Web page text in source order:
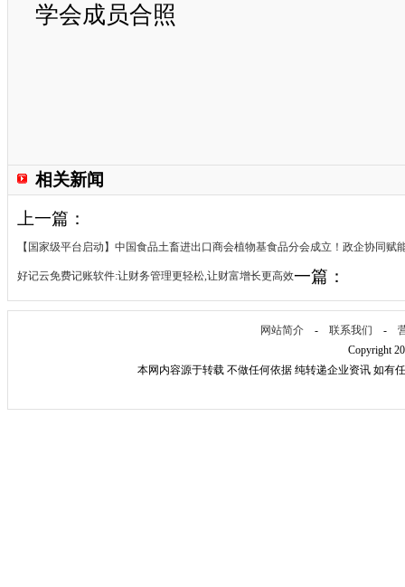
学会成员合照
相关新闻
上一篇：
【国家级平台启动】中国食品土畜进出口商会植物基食品分会成立！政企协同赋
一篇：
好记云免费记账软件:让财务管理更轻松,让财富增长更高效
网站简介 - 联系我们 -
Copyright
本网内容源于转载 不做任何依据 纯转递企业资讯 如有